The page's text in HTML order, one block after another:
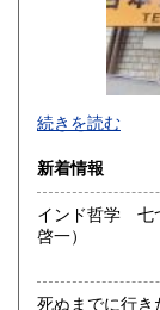
沖縄県
不死鳥BOOKS
ゲーム、おもち
にお問い合わせ
沿線名：伯備
最寄駅：総社駅
定休日：年中無
続きを読む
新着情報
インド哲学 七つ
啓一）